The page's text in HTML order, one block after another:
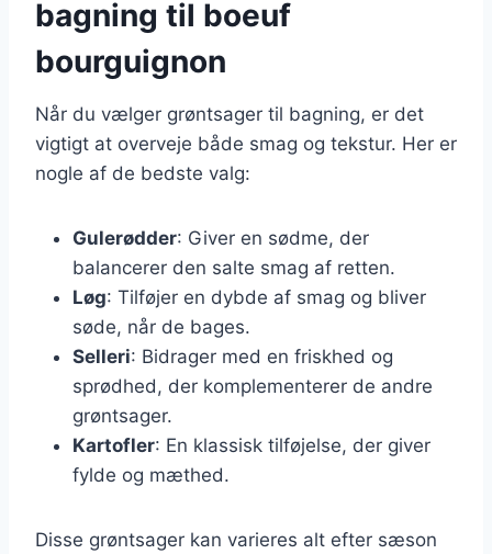
bagning til boeuf
bourguignon
Når du vælger grøntsager til bagning, er det
vigtigt at overveje både smag og tekstur. Her er
nogle af de bedste valg:
Gulerødder: Giver en sødme, der
balancerer den salte smag af retten.
Løg: Tilføjer en dybde af smag og bliver
søde, når de bages.
Selleri: Bidrager med en friskhed og
sprødhed, der komplementerer de andre
grøntsager.
Kartofler: En klassisk tilføjelse, der giver
fylde og mæthed.
Disse grøntsager kan varieres alt efter sæson